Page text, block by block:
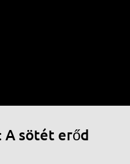
A sötét erőd